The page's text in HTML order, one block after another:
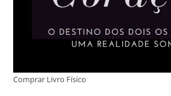
Comprar Livro Físico